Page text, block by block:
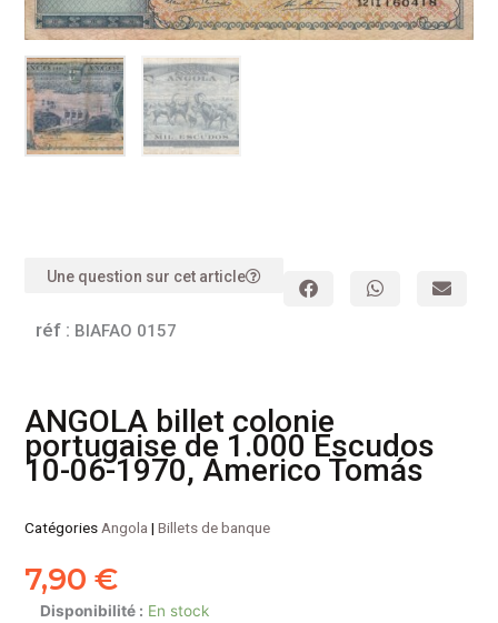
Une question sur cet article
réf : BIAFAO 0157
ANGOLA billet colonie
portugaise de 1.000 Escudos
10-06-1970, Americo Tomás
CatégoriesAngola |Billets de banque
7,90€
Disponibilité : En stock
quantité